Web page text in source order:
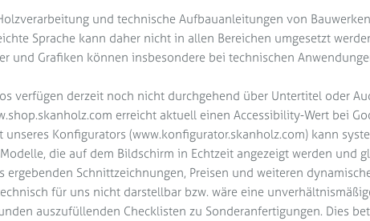
und technische Aufbauanleitungen von
Sprache kann daher nicht in allen Bereichen umgesetzt
und Grafiken können insbesondere bei technischen
verfügen derzeit noch nicht durchgehend über Untertitel oder
erreicht aktuell einen Accessibility-Wert bei
Konfigurators (www.konfigurator.skanholz.com) kann
die auf dem Bildschirm in Echtzeit angezeigt werden und
Schnittzeichnungen, Preisen und weiteren
für uns nicht darstellbar bzw. wäre eine
auszufüllenden Checklisten zu Sonderanfertigungen. Dies